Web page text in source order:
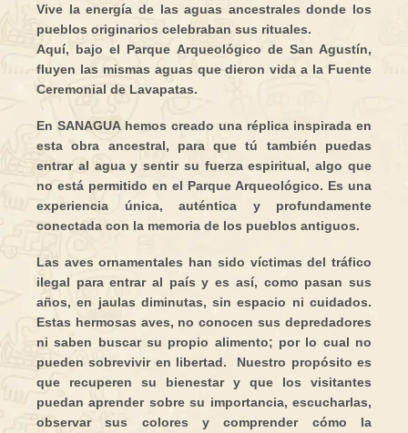
Vive la energía de las aguas ancestrales donde los
pueblos originarios celebraban sus rituales.
Aquí, bajo el Parque Arqueológico de San Agustín,
fluyen las mismas aguas que dieron vida a la Fuente
Ceremonial de Lavapatas.
En SANAGUA hemos creado una réplica inspirada en
esta obra ancestral, para que tú también puedas
entrar al agua y sentir su fuerza espiritual, algo que
no está permitido en el Parque Arqueológico. Es una
experiencia única, auténtica y profundamente
conectada con la memoria de los pueblos antiguos.
Las aves ornamentales han sido víctimas del tráfico
ilegal para entrar al país y es así, como pasan sus
años, en jaulas diminutas, sin espacio ni cuidados.
Estas hermosas aves, no conocen sus depredadores
ni saben buscar su propio alimento; por lo cual no
puedensobrevivir en libertad. Nuestro propósito es
que recuperen su bienestar y que los visitantes
puedanaprender sobre su importancia, escucharlas,
observar sus colores y comprender cómo la